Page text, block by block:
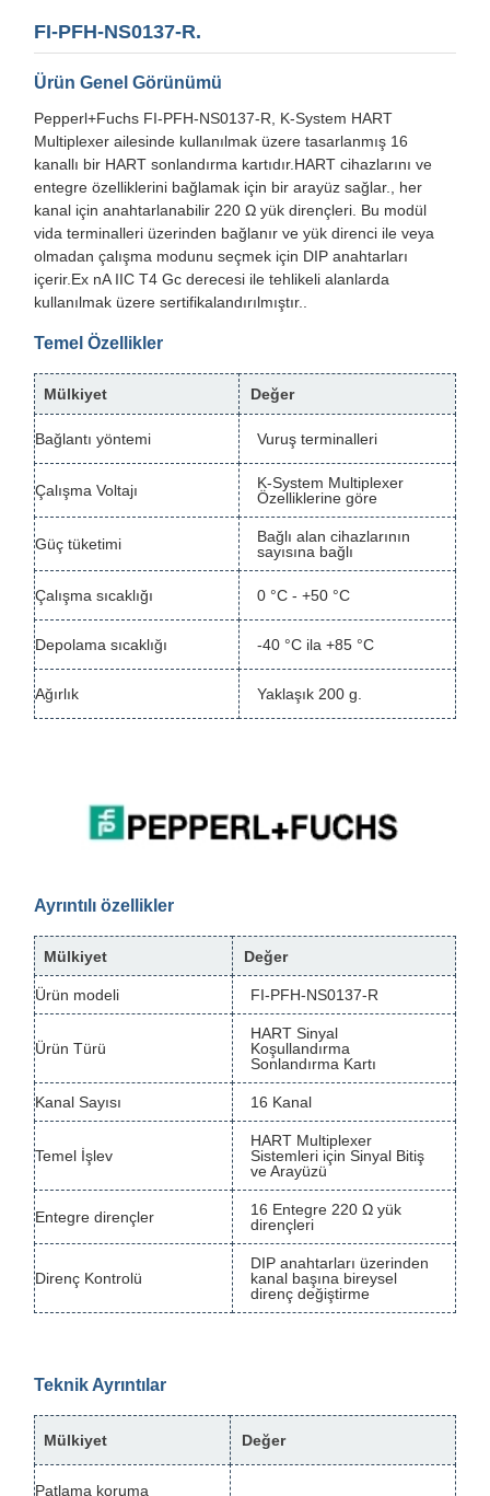
FI-PFH-NS0137-R.
Ürün Genel Görünümü
Pepperl+Fuchs FI-PFH-NS0137-R, K-System HART
Multiplexer ailesinde kullanılmak üzere tasarlanmış 16
kanallı bir HART sonlandırma kartıdır.HART cihazlarını ve
entegre özelliklerini bağlamak için bir arayüz sağlar., her
kanal için anahtarlanabilir 220 Ω yük dirençleri. Bu modül
vida terminalleri üzerinden bağlanır ve yük direnci ile veya
olmadan çalışma modunu seçmek için DIP anahtarları
içerir.Ex nA IIC T4 Gc derecesi ile tehlikeli alanlarda
kullanılmak üzere sertifikalandırılmıştır..
Temel Özellikler
Mülkiyet Değer
Bağlantı yöntemi Vuruş terminalleri
Çalışma Voltajı
K-System Multiplexer
Özelliklerine göre
Güç tüketimi
Bağlı alan cihazlarının
sayısına bağlı
Çalışma sıcaklığı 0 °C - +50 °C
Depolama sıcaklığı -40 °C ila +85 °C
Ağırlık Yaklaşık 200 g.
Ayrıntılı özellikler
Mülkiyet Değer
Ürün modeli FI-PFH-NS0137-R
Ürün Türü
HART Sinyal
Koşullandırma
Sonlandırma Kartı
Kanal Sayısı 16 Kanal
Temel İşlev
HART Multiplexer
Sistemleri için Sinyal Bitiş
ve Arayüzü
Entegre dirençler
16 Entegre 220 Ω yük
dirençleri
Direnç Kontrolü
DIP anahtarları üzerinden
kanal başına bireysel
direnç değiştirme
Teknik Ayrıntılar
Mülkiyet Değer
Patlama koruma